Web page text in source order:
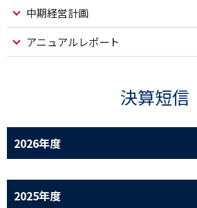
中期経営計画
アニュアルレポート
決算短信
2026年度
2025年度